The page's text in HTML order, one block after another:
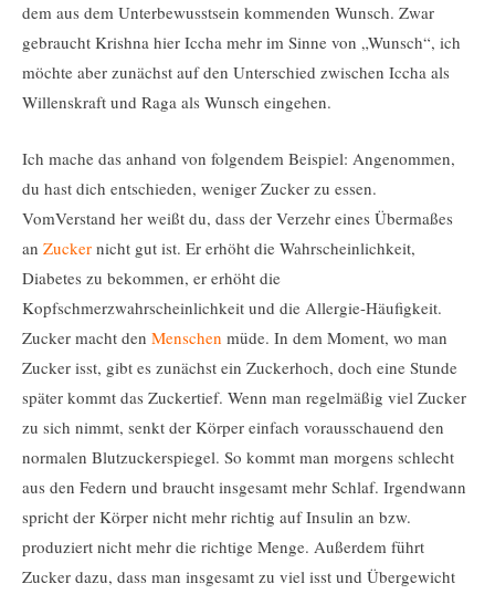
dem aus dem Unterbewusstsein kommenden Wunsch. Zwar
gebraucht Krishna hier Iccha mehr im Sinne von „Wunsch“, ich
möchte aber zunächst auf den Unterschied zwischen Iccha als
Willenskraft und Raga als Wunsch eingehen.
Ich mache das anhand von folgendem Beispiel: Angenommen,
du hast dich entschieden, weniger Zucker zu essen.
VomVerstand her weißt du, dass der Verzehr eines Übermaßes
an Zucker nicht gut ist. Er erhöht die Wahrscheinlichkeit,
Diabetes zu bekommen, er erhöht die
Kopfschmerzwahrscheinlichkeit und die Allergie-Häufigkeit.
Zucker macht den Menschen müde. In dem Moment, wo man
Zucker isst, gibt es zunächst ein Zuckerhoch, doch eine Stunde
später kommt das Zuckertief. Wenn man regelmäßig viel Zucker
zu sich nimmt, senkt der Körper einfach vorausschauend den
normalen Blutzuckerspiegel. So kommt man morgens schlecht
aus den Federn und braucht insgesamt mehr Schlaf. Irgendwann
spricht der Körper nicht mehr richtig auf Insulin an bzw.
produziert nicht mehr die richtige Menge. Außerdem führt
Zucker dazu, dass man insgesamt zu viel isst und Übergewicht